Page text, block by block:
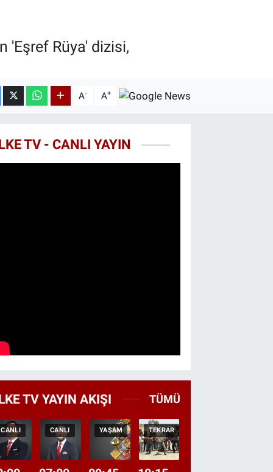
'Eşref Rüya' dizisi,
A- A+
TV - CANLI YAYIN
TV YAYIN AKIŞI TÜMÜ
CANLI CANLI YAŞAM TEKRAR